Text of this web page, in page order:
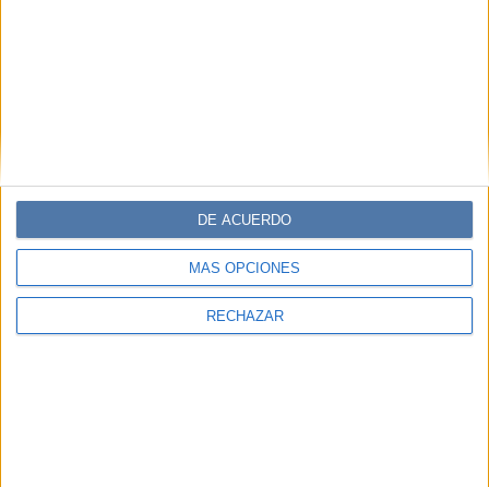
MÁS OPCIONES
RECHAZAR
DE ACUERDO